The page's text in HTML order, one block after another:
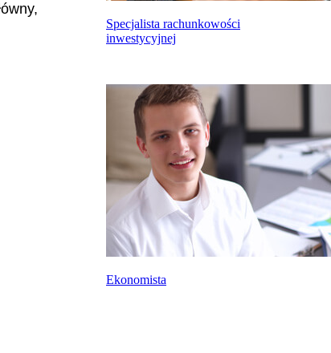
Specjalista rachunkowości
inwestycyjnej
Ekonomista